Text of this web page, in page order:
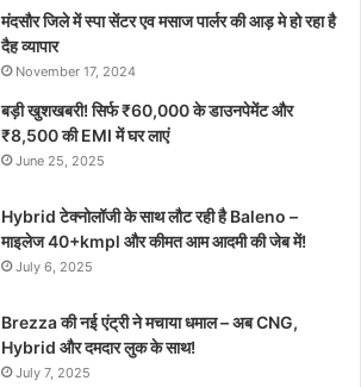
मंदसौर जिले में स्पा सेंटर एव मसाज पार्लर की आड़ मे हो रहा है
दैह व्यापार
November 17, 2024
बड़ी खुशखबरी! सिर्फ ₹60,000 के डाउनपेमेंट और
₹8,500 की EMI में घर लाएं
June 25, 2025
Hybrid टेक्नोलॉजी के साथ लौट रही है Baleno –
माइलेज 40+kmpl और कीमत आम आदमी की जेब में!
July 6, 2025
Brezza की नई एंट्री ने मचाया धमाल – अब CNG,
Hybrid और दमदार लुक के साथ!
July 7, 2025